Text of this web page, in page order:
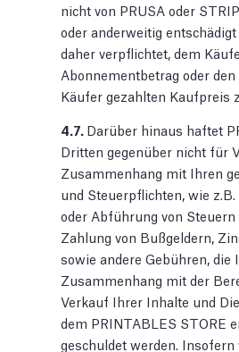
nicht von PRUSA oder
oder anderweitig
daher verpflichtet, dem
Abonnementbetrag oder
Käufer gezahlten Kaufpreis
4.7. Darüber hinaus haftet
Dritten gegenüber nicht für
Zusammenhang mit Ihren
und Steuerpflichten, wie
oder Abführung von Steuern
Zahlung von Bußgeldern,
sowie andere Gebühren,
Zusammenhang mit der
Verkauf Ihrer Inhalte und
dem PRINTABLES STORE
geschuldet werden. Insofern